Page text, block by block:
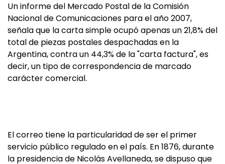
Un informe del Mercado Postal de la Comisión
Nacional de Comunicaciones para el año 2007,
señala que la carta simple ocupó apenas un 21,8% del
total de piezas postales despachadas en la
Argentina, contra un 44,3% de la "carta factura", es
decir, un tipo de correspondencia de marcado
carácter comercial.
El correo tiene la particularidad de ser el primer
servicio público regulado en el país. En 1876, durante
la presidencia de Nicolás Avellaneda, se dispuso que